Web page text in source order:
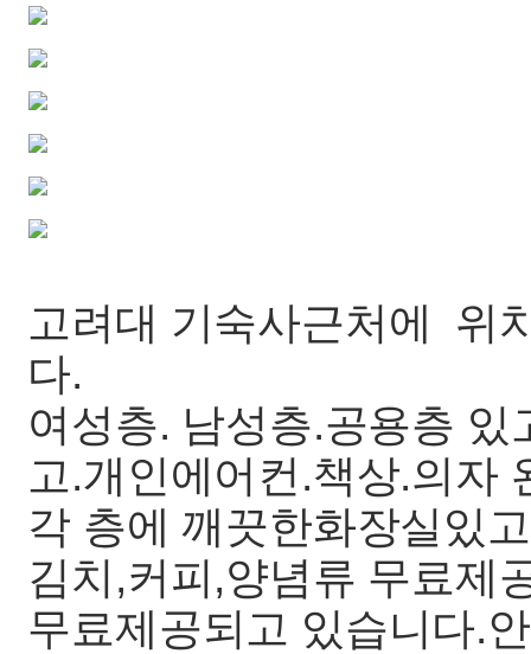
고려대 기숙사근처에 위
다.
여성층. 남성층.공용층
고.개인에어컨.책상.의자
각 층에 깨끗한화장실있
김치,커피,양념류 무료제
무료제공되고 있습니다.